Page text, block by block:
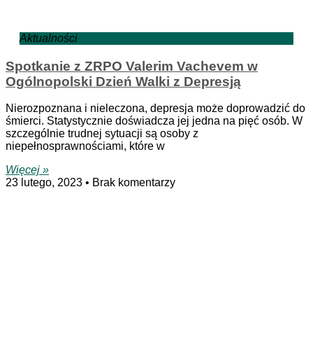
Aktualności
Spotkanie z ZRPO Valerim Vachevem w
Ogólnopolski Dzień Walki z Depresją
Nierozpoznana i nieleczona, depresja może doprowadzić do
śmierci. Statystycznie doświadcza jej jedna na pięć osób. W
szczególnie trudnej sytuacji są osoby z
niepełnosprawnościami, które w
Więcej »
23 lutego, 2023
Brak komentarzy